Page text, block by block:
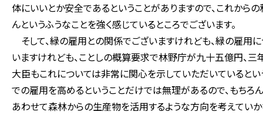
体にいいとか安全であるということがありますので、これから
んというふうなことを強く感じているところでございます。
そして、緑の雇用との関係でございますけれども、緑の雇用
いますけれども、ことしの概算要求で林野庁が九十五億円、三
大臣もこれについては非常に関心を示していただいていると
での雇用を高めるということだけでは無理があるので、もちろ
あわせて森林からの生産物を活用するような方向を考えていか